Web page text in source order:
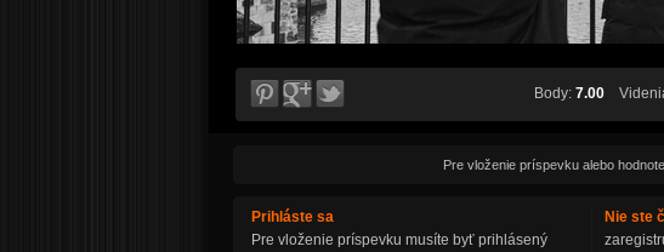
Body: 7.00
Pre vloženie príspevku alebo
Prihláste sa
Pre vloženie príspevku musíte byť prihlásený
Nie ste